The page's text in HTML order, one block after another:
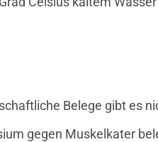
Belege gibt es
gegen Muskelkater